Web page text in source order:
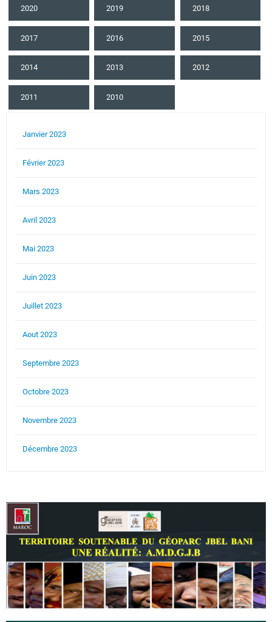
2020 2019 2018
2017 2016 2015
2014 2013 2012
2011 2010
Janvier 2023
Février 2023
Mars 2023
Avril 2023
Mai 2023
Juin 2023
Juillet 2023
Aout 2023
Septembre 2023
Octobre 2023
Novembre 2023
Décembre 2023